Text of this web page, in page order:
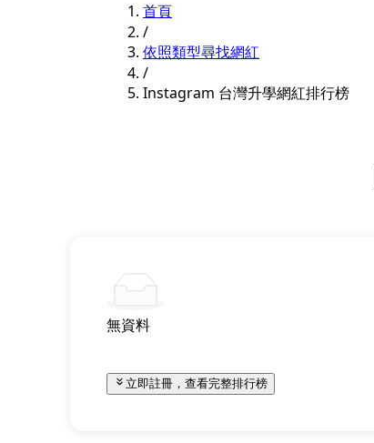
首頁
/
依照類型尋找網紅
/
Instagram 台灣升學網紅排行榜
無資料
立即註冊，查看完整排行榜